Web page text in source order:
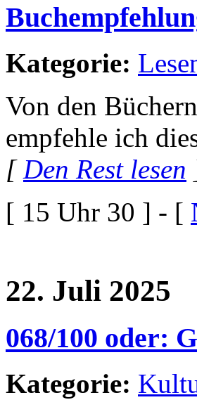
Kategorie:
Von den
empfehle ich
[Den Rest lesen
[ 15 Uhr 30 ] - [
22. Juli 2025
068/100 oder:
Kategorie: